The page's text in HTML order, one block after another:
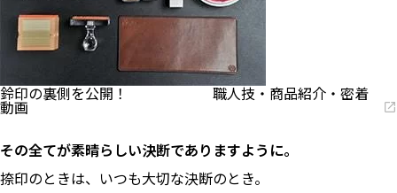
鈴印の裏側を公開！ 職人技・商品紹介・密着
動画
その全てが素晴らしい決断でありますように。
捺印のときは、いつも大切な決断のとき。